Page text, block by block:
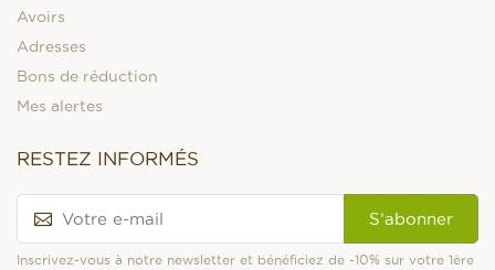
Avoirs
Adresses
Bons de réduction
Mes alertes
RESTEZ INFORMÉS
S’abonner
Inscrivez-vous à notre newsletter et bénéficiez de -10% sur votre 1ère